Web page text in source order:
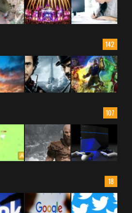
142
107
18